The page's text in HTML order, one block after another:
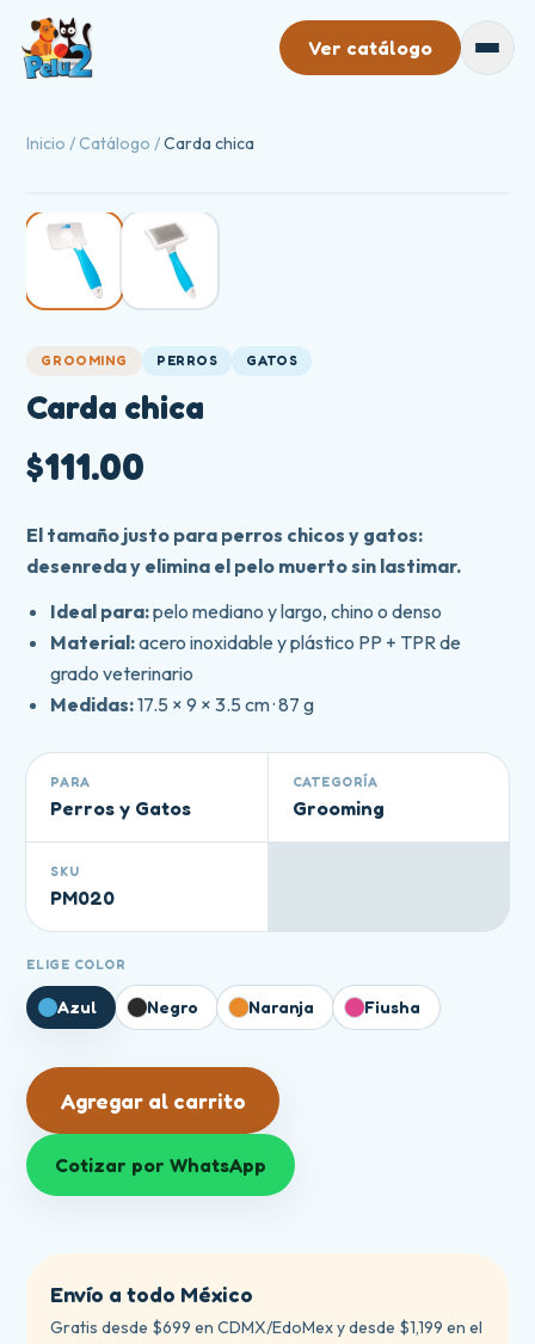
Ver catálogo
Nosotros
Contacto
Inicio / Catálogo /Carda chica
GROOMING PERROS GATOS
Carda chica
$111.00
El tamaño justo para perros chicos y gatos:
desenreda y elimina el pelo muerto sin lastimar.
Ideal para:pelo mediano y largo, chino o denso
Material:acero inoxidable y plástico PP + TPR de
grado veterinario
Medidas:17.5 × 9 × 3.5 cm · 87 g
PARA
Perros y Gatos
CATEGORÍA
Grooming
SKU
PM020
ELIGE COLOR
Azul Negro Naranja Fiusha
Agregar al carrito
Cotizar por WhatsApp
Envío a todo México
Gratis desde $699 en CDMX/EdoMex y desde $1,199 en el